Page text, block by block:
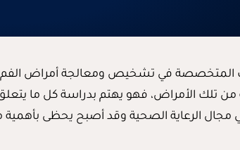
المتخصصة في تشخيص ومعالجة أمراض الفم
تلك الأمراض، فهو يهتم بدراسة كل ما
الرعاية الصحية وقد أصبح يحظى بأهمية